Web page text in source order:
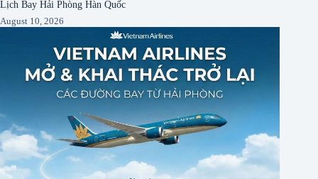
Lịch Bay Hải Phòng Hàn Quốc
August 10, 2026